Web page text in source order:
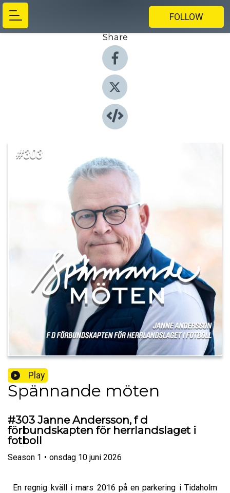
FOLLOW
Share
Play
Spännande möten
#303 Janne Andersson, f d
förbundskapten för herrlandslaget i
fotboll
Season 1 • onsdag 10 juni 2026
En regnig kväll i mars 2016 på en parkering i Tidaholm